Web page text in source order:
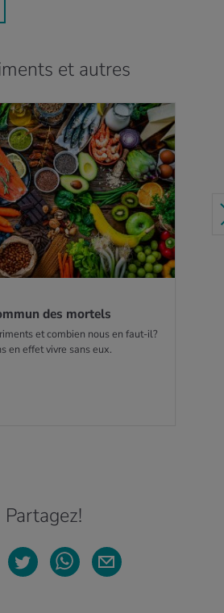
et autres
des mor­tels
et combien nous en faut-il?
en effet vivre sans eux.
PLUS
Partagez!